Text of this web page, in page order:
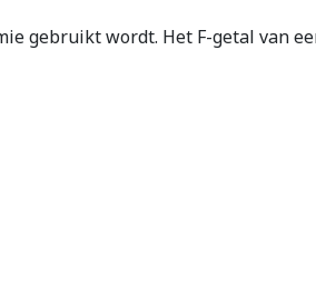
gebruikt wordt. Het F-getal van